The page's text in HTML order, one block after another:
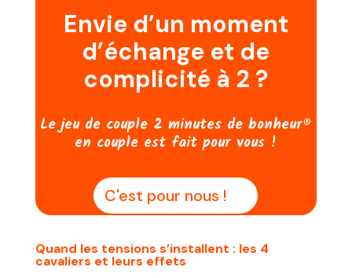
Envie d’un moment
d’échange et de
complicité à 2 ?
Le jeu de couple 2 minutes de bonheur®
en couple est fait pour vous !
C'est pour nous !
Quand les tensions s’installent : les 4
cavaliers et leurs effets